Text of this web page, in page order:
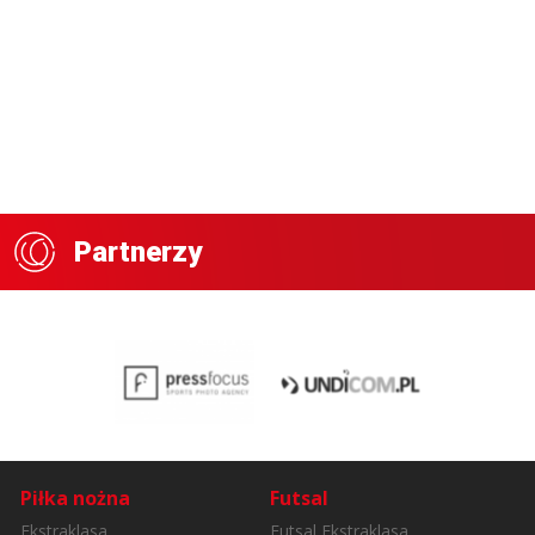
Partnerzy
Piłka nożna Futsal